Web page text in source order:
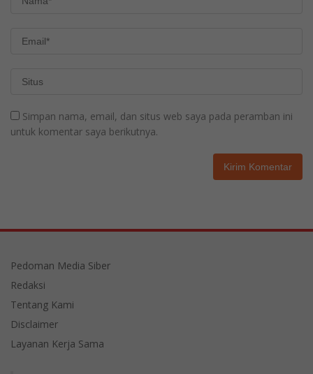
Simpan nama, email, dan situs web saya pada peramban ini
untuk komentar saya berikutnya.
Pedoman Media Siber
Redaksi
Tentang Kami
Disclaimer
Layanan Kerja Sama